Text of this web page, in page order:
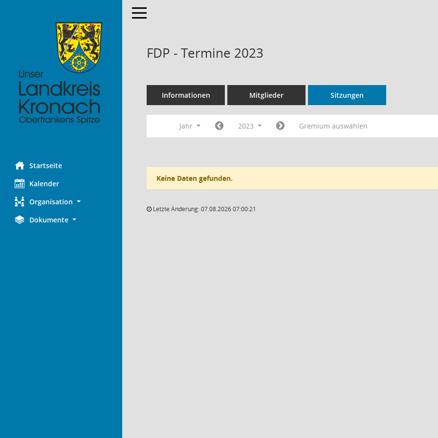
Startseite
Kalender
Organisation
Dokumente
Toggle navigation
FDP - Termine 2023
Informationen Mitglieder Sitzungen
Jahr 2023 Gremium auswählen
Keine Daten gefunden.
Letzte Änderung: 07.08.2026 07:00:21